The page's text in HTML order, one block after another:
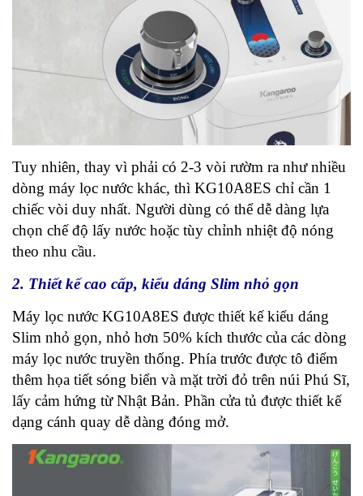
Tuy nhiên, thay vì phải có 2-3 vòi rườm ra như nhiều
dòng máy lọc nước khác, thì KG10A8ES chỉ cần 1
chiếc vòi duy nhất. Người dùng có thể dễ dàng lựa
chọn chế độ lấy nước hoặc tùy chỉnh nhiệt độ nóng
theo nhu cầu.
2. Thiết kế cao cấp, kiểu dáng Slim nhỏ gọn
Máy lọc nước KG10A8ES được thiết kế kiểu dáng
Slim nhỏ gọn, nhỏ hơn 50% kích thước của các dòng
máy lọc nước truyền thống. Phía trước được tô điểm
thêm họa tiết sóng biển và mặt trời đỏ trên núi Phú Sĩ,
lấy cảm hứng từ Nhật Bản. Phần cửa tủ được thiết kế
dạng cánh quay dễ dàng đóng mở.